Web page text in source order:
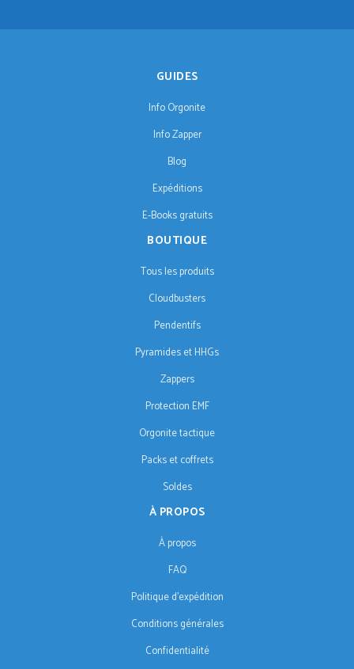
GUIDES
Info Orgonite
Info Zapper
Blog
Expéditions
E-Books gratuits
BOUTIQUE
Tous les produits
Cloudbusters
Pendentifs
Pyramides et HHGs
Zappers
Protection EMF
Orgonite tactique
Packs et coffrets
Soldes
À PROPOS
À propos
FAQ
Politique d'expédition
Conditions générales
Confidentialité